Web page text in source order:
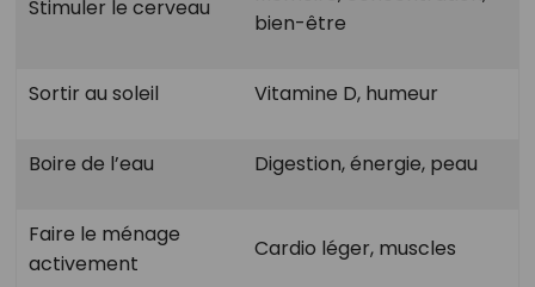
Stimuler le cerveau
bien-être
Sortir au soleil Vitamine D, humeur
Boire de l’eau Digestion, énergie, peau
Faire le ménage
activement
Cardio léger, muscles